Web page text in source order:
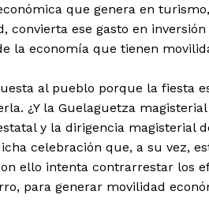
que genera en
convierta ese gasto en inversión
la economía que tienen
al pueblo porque la fiesta
¿Y la Guelaguetza magisterial
y la dirigencia magisterial
celebración que, a su vez,
ello intenta contrarrestar los
para generar movilidad